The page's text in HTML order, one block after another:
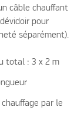
câble chauffant
pour
séparément).
total : 3 x 2 m
par le